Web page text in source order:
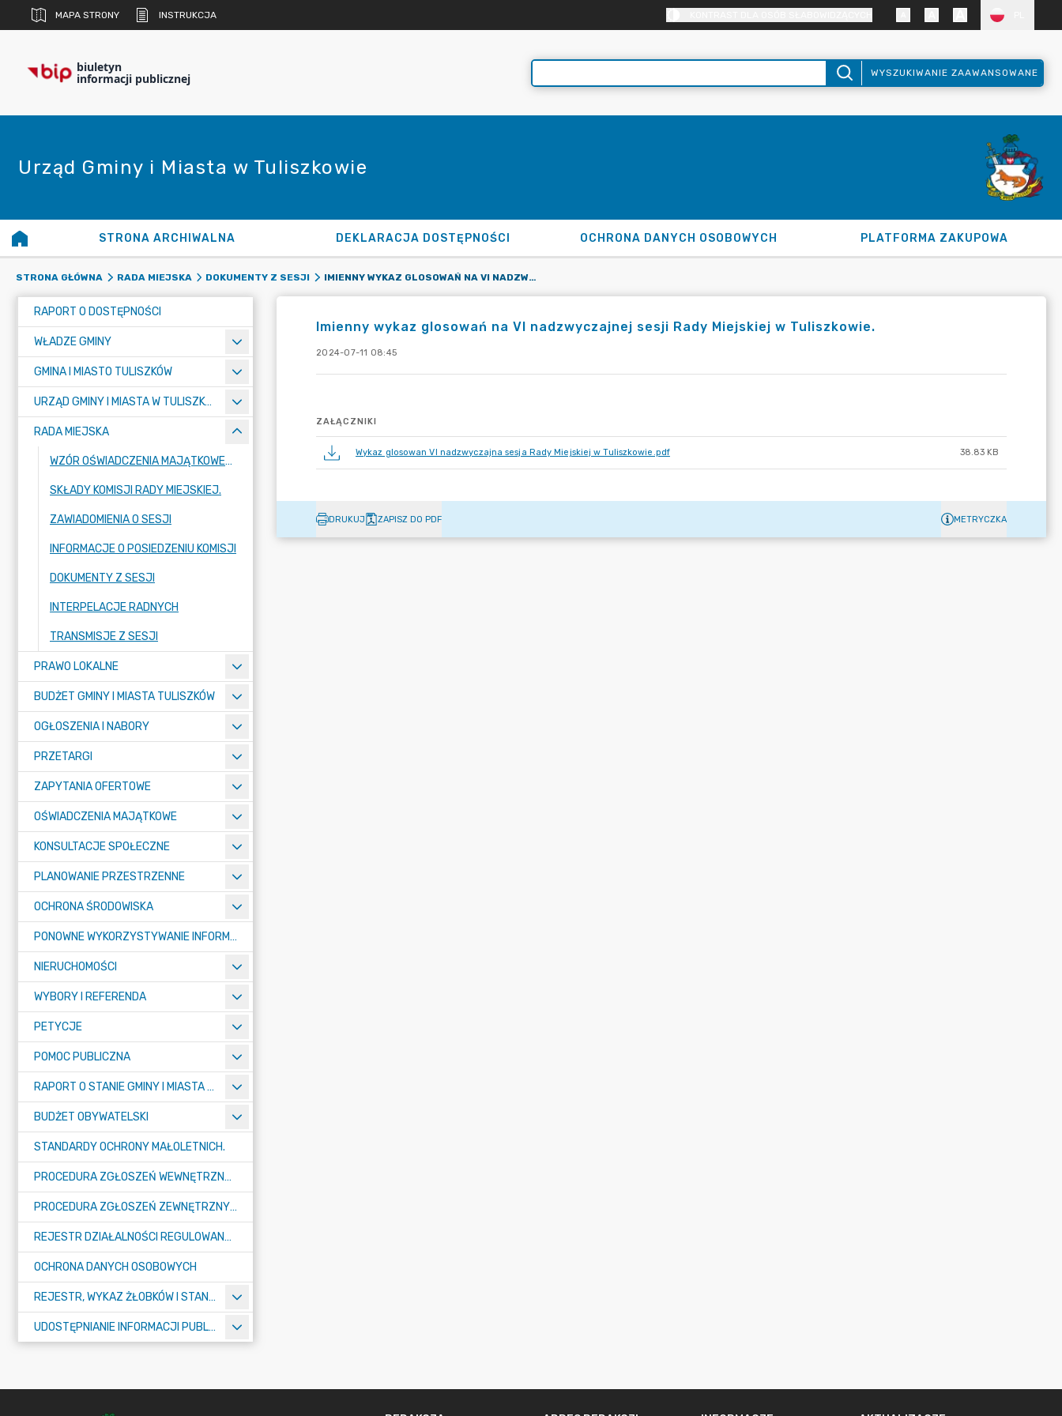
MAPA STRONY INSTRUKCJA
biuletyn
informacji publicznej WYSZUKIWANIE ZAAWANSOWANE
Urząd Gminy i Miasta w Tuliszkowie
STRONA ARCHIWALNA DEKLARACJA DOSTĘPNOŚCI OCHRONA DANYCH OSOBOWYCH PLATFORMA ZAKUPOWA
STRONA GŁÓWNA RADA MIEJSKA DOKUMENTY Z SESJI IMIENNY WYKAZ GLOSOWAŃ NA VI NADZWYCZAJNEJ SESJI RADY MIEJSKIEJ W TULISZKOWIE.
RAPORT O DOSTĘPNOŚCI
WŁADZE GMINY
GMINA I MIASTO TULISZKÓW
URZĄD GMINY I MIASTA W TULISZKOWIE
RADA MIEJSKA
WZÓR OŚWIADCZENIA MAJĄTKOWEGO
SKŁADY KOMISJI RADY MIEJSKIEJ.
ZAWIADOMIENIA O SESJI
INFORMACJE O POSIEDZENIU KOMISJI
DOKUMENTY Z SESJI
INTERPELACJE RADNYCH
TRANSMISJE Z SESJI
PRAWO LOKALNE
BUDŻET GMINY I MIASTA TULISZKÓW
OGŁOSZENIA I NABORY
PRZETARGI
ZAPYTANIA OFERTOWE
OŚWIADCZENIA MAJĄTKOWE
KONSULTACJE SPOŁECZNE
PLANOWANIE PRZESTRZENNE
OCHRONA ŚRODOWISKA
PONOWNE WYKORZYSTYWANIE INFORMACJI SEKTORA PUBLICZNEGO
NIERUCHOMOŚCI
WYBORY I REFERENDA
PETYCJE
POMOC PUBLICZNA
RAPORT O STANIE GMINY I MIASTA TULISZKÓW
BUDŻET OBYWATELSKI
STANDARDY OCHRONY MAŁOLETNICH.
PROCEDURA ZGŁOSZEŃ WEWNĘTRZNYCH W URZĘDZIE GMINY I MIASTA W TULISZKOWIE
PROCEDURA ZGŁOSZEŃ ZEWNĘTRZNYCH
REJESTR DZIAŁALNOŚCI REGULOWANEJ
OCHRONA DANYCH OSOBOWYCH
REJESTR, WYKAZ ŻŁOBKÓW I STANDARDY OPIEKI NAD DZIEĆMI W WIEKU DO LAT 3
UDOSTĘPNIANIE INFORMACJI PUBLICZNEJ
Imienny wykaz glosowań na VI nadzwyczajnej sesji Rady Miejskiej w Tuliszkowie.
2024-07-11 08:45
ZAŁĄCZNIKI
Wykaz glosowan VI nadzwyczajna sesja Rady Miejskiej w Tuliszkowie.pdf 38.83 KB
DRUKUJ ZAPISZ DO PDF METRYCZKA